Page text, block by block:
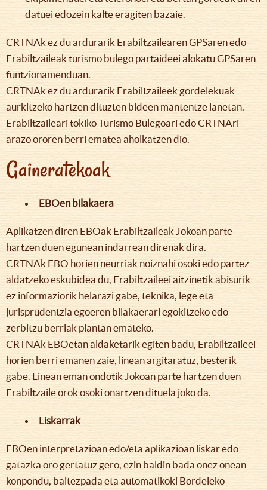
datuei edozein kalte eragiten bazaie.
CRTNAk ez du ardurarik Erabiltzailearen GPSaren edo
Erabiltzaileak turismo bulego partaideei alokatu GPSaren
funtzionamenduan.
CRTNAk ez du ardurarik Erabiltzaileek gordelekuak
aurkitzeko hartzen dituzten bideen mantentze lanetan.
Erabiltzaileari tokiko Turismo Bulegoari edo CRTNAri
arazo ororen berri ematea aholkatzen dio.
Gaineratekoak
EBOen bilakaera
Aplikatzen diren EBOak Erabiltzaileak Jokoan parte
hartzen duen egunean indarrean direnak dira.
CRTNAk EBO horien neurriak noiznahi osoki edo partez
aldatzeko eskubidea du, Erabiltzaileei aitzinetik abisurik
ez informaziorik helarazi gabe, teknika, lege eta
jurisprudentzia egoeren bilakaerari egokitzeko edo
zerbitzu berriak plantan emateko.
CRTNAk EBOetan aldaketarik egiten badu, Erabiltzaileei
horien berri emanen zaie, linean argitaratuz, besterik
gabe. Linean eman ondotik Jokoan parte hartzen duen
Erabiltzaile orok osoki onartzen dituela joko da.
Liskarrak
EBOen interpretazioan edo/eta aplikazioan liskar edo
gatazka oro gertatuz gero, ezin baldin bada onez onean
konpondu, baitezpada eta automatikoki Bordeleko